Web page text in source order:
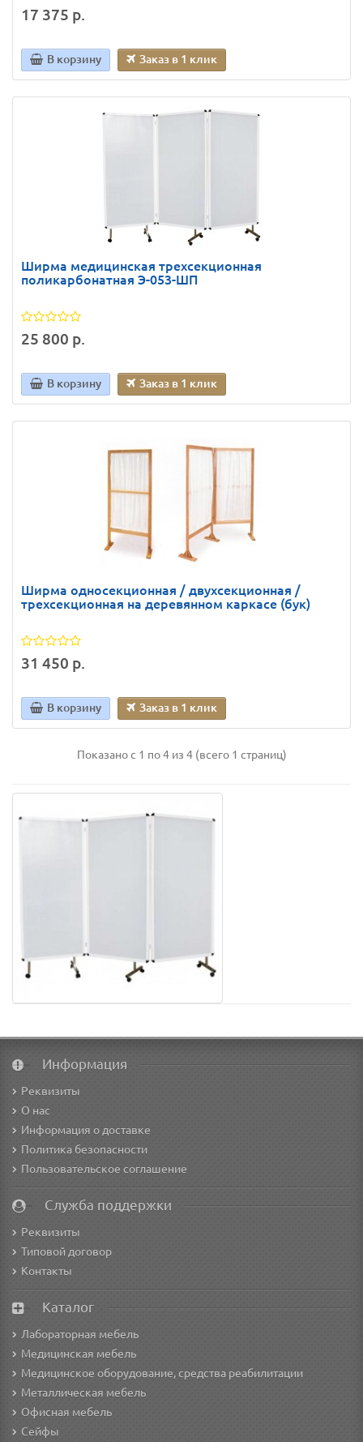
17 375 р.
В корзину Заказ в 1 клик
Ширма медицинская трехсекционная
поликарбонатная Э-053-ШП
25 800 р.
В корзину Заказ в 1 клик
Ширма односекционная / двухсекционная /
трехсекционная на деревянном каркасе (бук)
31 450 р.
В корзину Заказ в 1 клик
Показано с 1 по 4 из 4 (всего 1 страниц)
Информация
Реквизиты
О нас
Информация о доставке
Политика безопасности
Пользовательское соглашение
Служба поддержки
Реквизиты
Типовой договор
Контакты
Каталог
Лабораторная мебель
Медицинская мебель
Медицинское оборудование, средства реабилитации
Металлическая мебель
Офисная мебель
Сейфы